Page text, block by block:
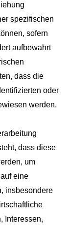
spezifischen
sofern
aufbewahrt
dass die
oder
werden.
dass diese
um
eine
insbesondere
Interessen,